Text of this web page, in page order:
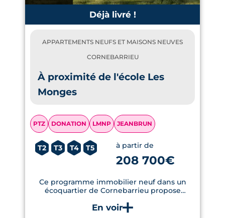
Déjà livré !
APPARTEMENTS NEUFS ET MAISONS NEUVES
CORNEBARRIEU
À proximité de l'école Les
Monges
PTZ DONATION LMNP JEANBRUN
T2 T3 T4 T5 à partir de
208 700€
Ce programme immobilier neuf dans un
écoquartier de Cornebarrieu propose
appartements avec terrasse à 15km du